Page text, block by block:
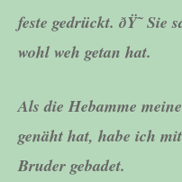
feste gedrückt. ðŸ˜
wohl weh getan hat.
Als die Hebamme
genäht hat, habe ich
Bruder gebadet.